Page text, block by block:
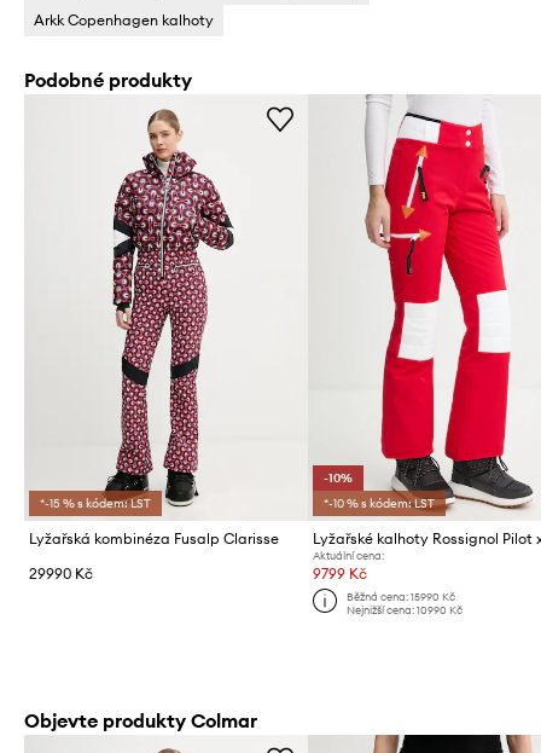
Arkk Copenhagen kalhoty
Podobné produkty
*-15 % s kódem: LST
Lyžařská kombinéza Fusalp Clarisse
29990 Kč
-10%
*-10 % s kódem: LST
Lyžařské kalhoty Rossignol Pilot
Aktuální cena:
9799 Kč
Běžná cena: 15990 Kč
Nejnižší cena: 10990 Kč
Objevte produkty Colmar